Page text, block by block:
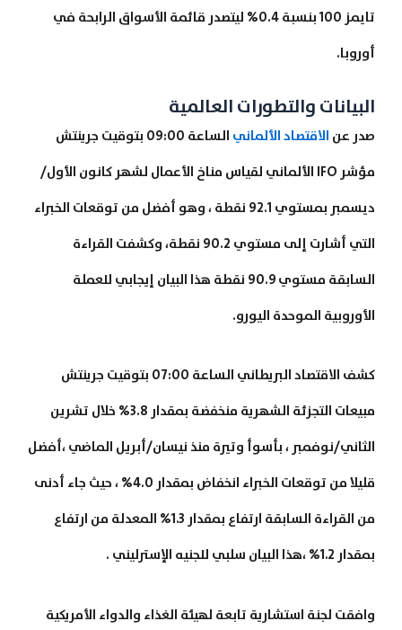
تايمز 100 بنسبة 0.4% ليتصدر قائمة الأسواق الرابحة في
أوروبا.
البيانات والتطورات العالمية
صدر عن الاقتصاد الألماني
الساعة 09:00 بتوقيت جرينتش
مؤشر IFO الألماني لقياس مناخ الأعمال لشهر كانون الأول/
ديسمبر بمستوي 92.1 نقطة ، وهو أفضل من توقعات الخبراء
التي أشارت إلى مستوي 90.2 نقطة، وكشفت القراءة
السابقة مستوي 90.9 نقطة هذا البيان إيجابي للعملة
الأوروبية الموحدة اليورو.
كشف الاقتصاد البريطاني الساعة 07:00 بتوقيت جرينتش
مبيعات التجزئة الشهرية منخفضة بمقدار 3.8% خلال تشرين
الثاني/نوفمبر ، بأسوأ وتيرة منذ نيسان/أبريل الماضي ،أفضل
قليلا من توقعات الخبراء انخفاض بمقدار 4.0% ، حيث جاء أدنى
من القراءة السابقة ارتفاع بمقدار 1.3% المعدلة من ارتفاع
بمقدار 1.2% ،هذا البيان سلبي للجنيه الإسترليني .
وافقت لجنة استشارية تابعة لهيئة الغذاء والدواء الأمريكية